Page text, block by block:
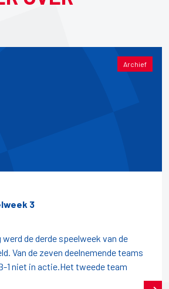
Archief
3
de derde speelweek van de
Van de zeven deelnemende teams
1 niet in actie.Het tweede team